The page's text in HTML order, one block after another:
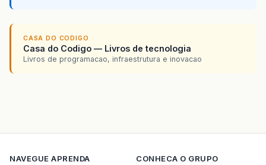
CASA DO CODIGO
Casa do Codigo — Livros de tecnologia
Livros de programacao, infraestrutura e inovacao
NAVEGUE APRENDA CONHECA O GRUPO